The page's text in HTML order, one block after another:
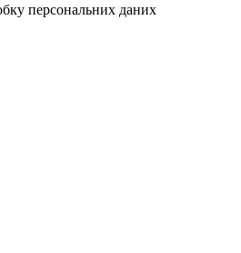
персональних даних